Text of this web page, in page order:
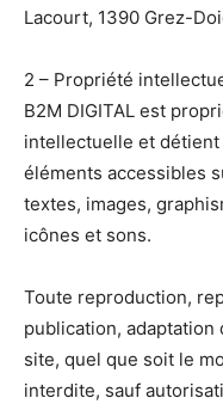
Lacourt, 1390 Grez-
2 – Propriété
B2M DIGITAL est
intellectuelle et détient
éléments accessibles
textes, images,
icônes et sons.
Toute reproduction,
publication,
site, quel que soit le
interdite, sauf